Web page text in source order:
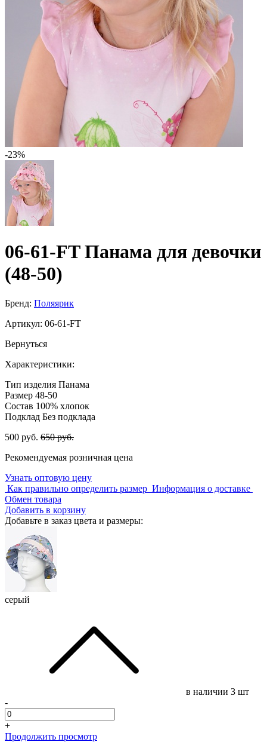
-23%
06-61-FT Панама для девочки
(48-50)
Бренд: Поляярик
Артикул: 06-61-FT
Вернуться
Характеристики:
Тип изделия Панама
Размер 48-50
Состав 100% хлопок
Подклад Без подклада
500 руб. 650 руб.
Рекомендуемая розничная цена
Узнать оптовую цену
Как правильно определить размер Информация о доставке
Обмен товара
Добавить в корзину
Добавьте в заказ цвета и размеры:
серый
в наличии 3 шт
-
+
Продолжить просмотр